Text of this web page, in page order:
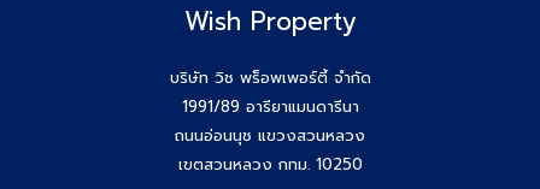
สัมมนาสมาชิก Wish วันพุธที่ 26 พ.ย.68
Agent Wish ปิดการขายสำเร็จค่ะ!! คุณเอกรักษ์ (หนุ่ม) 064-
สร้างตัวตนให้ชัด สร้างโอกาสให้ใช่กับ #โค้ชก้อย
Wish Property
บริษัท วิช พร็อพเพอร์ตี้ จำกัด
1991/89 อารียาแมนดารีนา
ถนนอ่อนนุช แขวงสวนหลวง
เขตสวนหลวง กทม. 10250